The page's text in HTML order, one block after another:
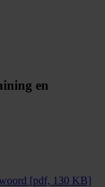
en
[pdf, 130 KB]